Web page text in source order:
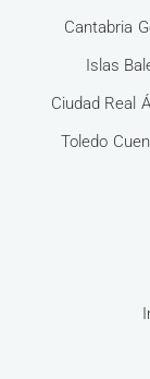
Cantabria
Islas
Ciudad Real
Toledo